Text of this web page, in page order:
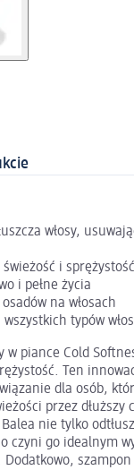
włosy,
świeżość i
i pełne życia
na włosach
typów
w piance Cold
Ten
dla osób,
przez dłuższy
nie tylko
czyni go idealnym
Dodatkowo,